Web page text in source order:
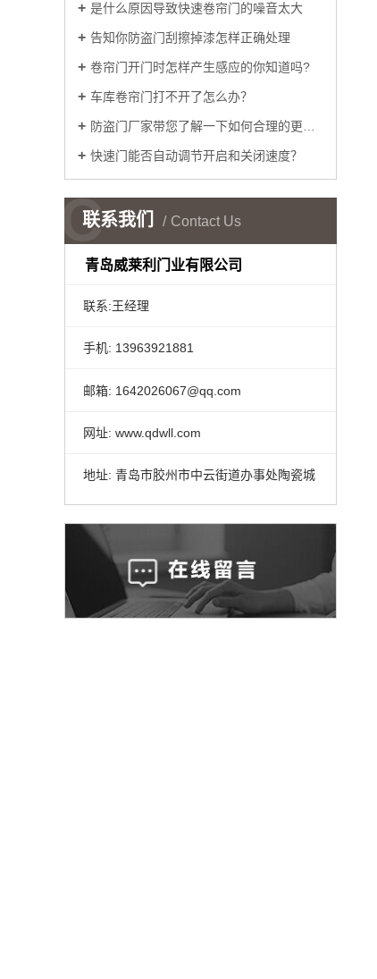
是什么原因导致快速卷帘门的噪音太大
告知你防盗门刮擦掉漆怎样正确处理
卷帘门开门时怎样产生感应的你知道吗?
车库卷帘门打不开了怎么办？
防盗门厂家带您了解一下如何合理的更换门锁把手
快速门能否自动调节开启和关闭速度？
联系我们 Contact Us
C
青岛威莱利门业有限公司
联系:王经理
手机: 13963921881
邮箱: 1642026067@qq.com
网址: www.qdwll.com
地址: 青岛市胶州市中云街道办事处陶瓷城